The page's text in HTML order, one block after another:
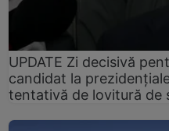
UPDATE Zi decisivă
candidat la
tentativă de lovitură de